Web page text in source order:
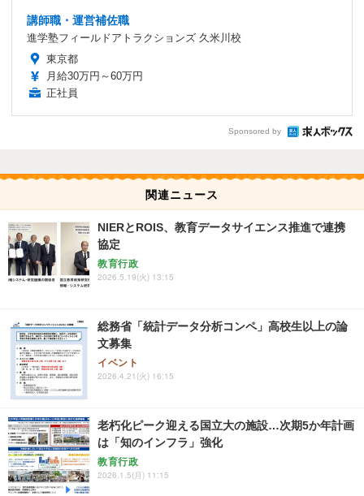
講師職・運営補佐職
進学塾フィールドアトラクションズ 久米川校
東京都
月給30万円～60万円
正社員
Sponsored by
関連ニュース
NIERとROIS、教育データサイエンス推進で連携
協定
教育行政
2026.5.19(火) 13:15
総務省「統計データ分析コンペ」高校生以上の論
文募集
イベント
2026.4.21(火) 16:15
老朽化ピーク迎える国立大の施設…次期5か年計画
は「知のインフラ」強化
教育行政
2026.1.5(月) 11:15